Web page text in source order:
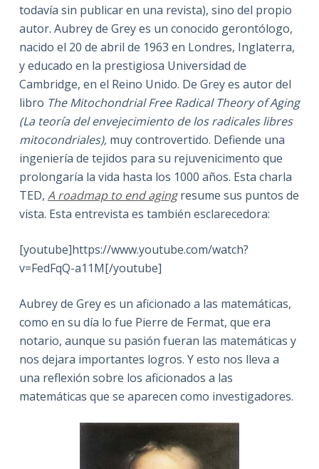
todavía sin publicar en una revista), sino del propio
autor. Aubrey de Grey es un conocido gerontólogo,
nacido el 20 de abril de 1963 en Londres, Inglaterra,
y educado en la prestigiosa Universidad de
Cambridge, en el Reino Unido. De Grey es autor del
libro The Mitochondrial Free Radical Theory of Aging
(La teoría del envejecimiento de los radicales libres
mitocondriales), muy controvertido. Defiende una
ingeniería de tejidos para su rejuvenicimento que
prolongaría la vida hasta los 1000 años. Esta charla
TED, A roadmap to end agingresume sus puntos de
vista. Esta entrevista es también esclarecedora:
[youtube]https://www.youtube.com/watch?
v=FedFqQ-a11M[/youtube]
Aubrey de Grey es un aficionado a las matemáticas,
como en su día lo fue Pierre de Fermat, que era
notario, aunque su pasión fueran las matemáticas y
nos dejara importantes logros. Y esto nos lleva a
una reflexión sobre los aficionados a las
matemáticas que se aparecen como investigadores.